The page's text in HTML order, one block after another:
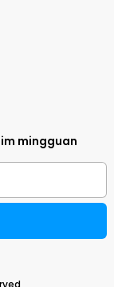
mingguan